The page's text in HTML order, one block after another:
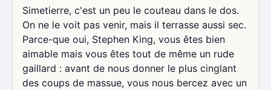
Simetierre, c'est un peu le couteau dans le dos.
On ne le voit pas venir, mais il terrasse aussi sec.
Parce-que oui, Stephen King, vous êtes bien
aimable mais vous êtes tout de même un rude
gaillard : avant de nous donner le plus cinglant
des coups de massue, vous nous bercez avec un